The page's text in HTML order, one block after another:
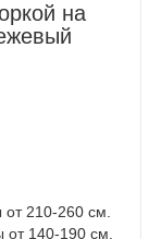
на
210-260 см.
от 140-190 см.